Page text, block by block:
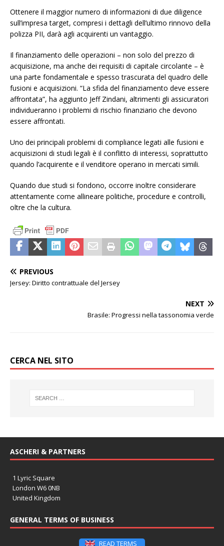
Ottenere il maggior numero di informazioni di due diligence
sull’impresa target, compresi i dettagli dell’ultimo rinnovo della
polizza PII, darà agli acquirenti un vantaggio.
Il finanziamento delle operazioni – non solo del prezzo di
acquisizione, ma anche dei requisiti di capitale circolante – è
una parte fondamentale e spesso trascurata del quadro delle
fusioni e acquisizioni. “La sfida del finanziamento deve essere
affrontata”, ha aggiunto Jeff Zindani, altrimenti gli assicuratori
individueranno i problemi di rischio finanziario che devono
essere affrontati.
Uno dei principali problemi di compliance legati alle fusioni e
acquisizioni di studi legali è il conflitto di interessi, soprattutto
quando l’acquirente e il venditore operano in mercati simili.
Quando due studi si fondono, occorre inoltre considerare
attentamente come allineare politiche, procedure e controlli,
oltre che la cultura.
PREVIOUS
Jersey: Diritto contrattuale del Jersey
NEXT
Brasile: Progressi nella tassonomia verde
CERCA NEL SITO
ASCHERI & PARTNERS
1 Lyric Square
London W6 0NB
United Kingdom
GENERAL TERMS OF BUSINESS
READ TERMS